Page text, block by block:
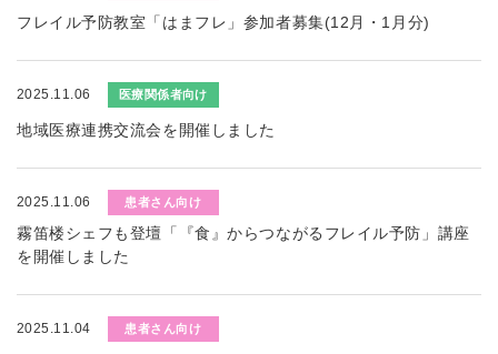
フレイル予防教室「はまフレ」参加者募集(12月・1月分)
2025.11.06 医療関係者向け
地域医療連携交流会を開催しました
2025.11.06 患者さん向け
霧笛楼シェフも登壇「『食』からつながるフレイル予防」講座
を開催しました
2025.11.04 患者さん向け